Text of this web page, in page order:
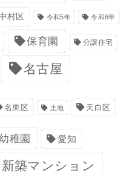
村区 令和5年 令和6年
保育園 分譲住宅
名古屋
名東区 土地 天白区
稚園 愛知
新築マンション